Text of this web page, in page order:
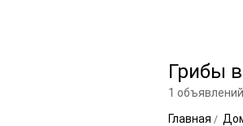
Грибы
1 объявлений
Главная